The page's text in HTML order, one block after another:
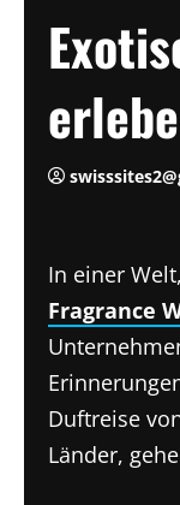
In einer
Fragrance
Duftreise
Länder,